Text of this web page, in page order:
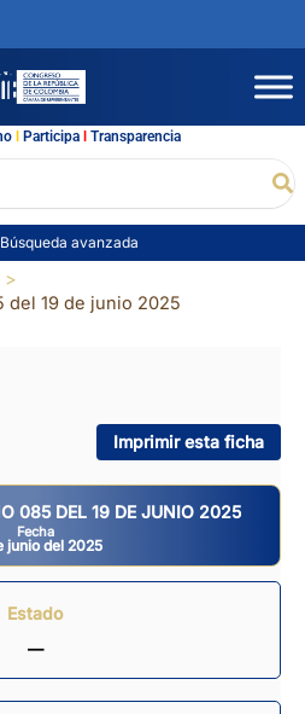
l Participal Transparencia
Búsqueda avanzada
del 19 de junio 2025
Imprimir esta ficha
085 DEL 19 DE JUNIO 2025
Fecha
junio del 2025
Estado
—